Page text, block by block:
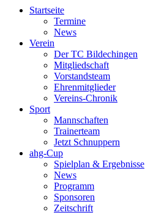
Startseite
Termine
News
Verein
Der TC Bildechingen
Mitgliedschaft
Vorstandsteam
Ehrenmitglieder
Vereins-Chronik
Sport
Mannschaften
Trainerteam
Jetzt Schnuppern
ahg-Cup
Spielplan & Ergebnisse
News
Programm
Sponsoren
Zeitschrift